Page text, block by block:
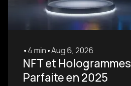
•4 min•Aug 6, 2026
NFT et Hologrammes
Parfaite en 2025